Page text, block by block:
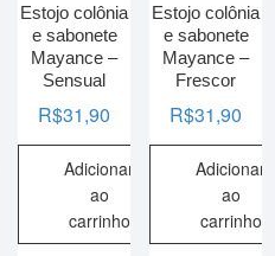
Estojo colônia
e sabonete
Mayance –
Sensual
R$31,90
Adicionar
ao
carrinho
Estojo colônia
e sabonete
Mayance –
Frescor
R$31,90
Adicionar
ao
carrinho